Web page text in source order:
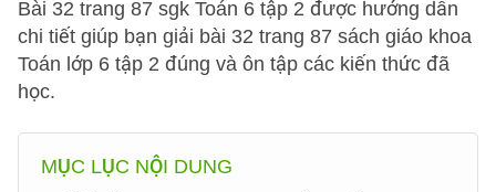
Bài 32 trang 87 sgk Toán 6 tập 2 được hướng dẫn
chi tiết giúp bạn giải bài 32 trang 87 sách giáo khoa
Toán lớp 6 tập 2 đúng và ôn tập các kiến thức đã
học.
MỤC LỤC NỘI DUNG